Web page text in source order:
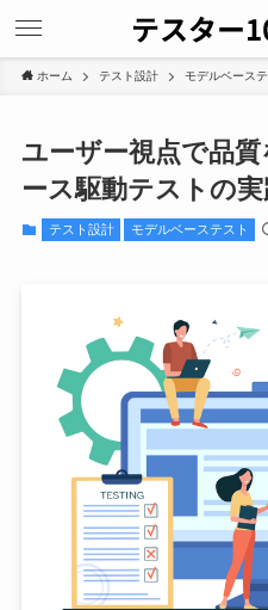
ホーム テスト設計 モデルベース
ユーザー視点で品
ース駆動テストの
テスト設計 モデルベーステスト